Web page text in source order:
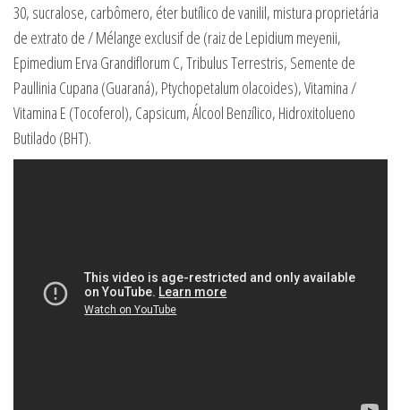
30, sucralose, carbômero, éter butílico de vanilil, mistura proprietária
de extrato de / Mélange exclusif de (raiz de Lepidium meyenii,
Epimedium Erva Grandiflorum C, Tribulus Terrestris, Semente de
Paullinia Cupana (Guaraná), Ptychopetalum olacoides), Vitamina /
Vitamina E (Tocoferol), Capsicum, Álcool Benzílico, Hidroxitolueno
Butilado (BHT).